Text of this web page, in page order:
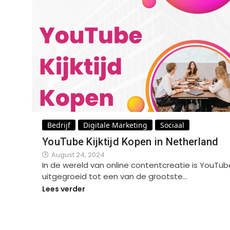
Bedrijf Digitale Marketing Sociaal
YouTube Kijktijd Kopen in Netherland
August 24, 2024
In de wereld van online contentcreatie is
uitgegroeid tot een van de grootste…
Lees verder